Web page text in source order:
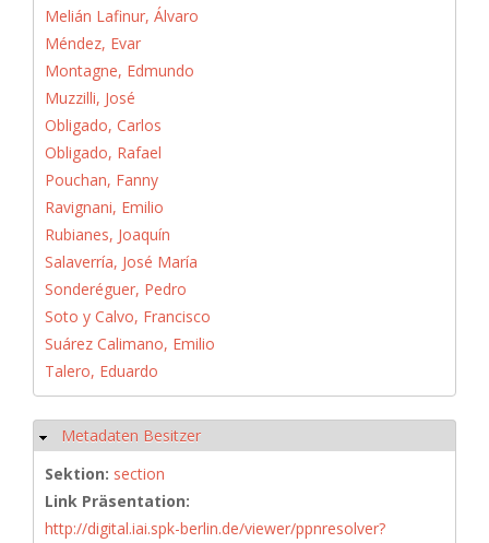
Melián Lafinur, Álvaro
Méndez, Evar
Montagne, Edmundo
Muzzilli, José
Obligado, Carlos
Obligado, Rafael
Pouchan, Fanny
Ravignani, Emilio
Rubianes, Joaquín
Salaverría, José María
Sonderéguer, Pedro
Soto y Calvo, Francisco
Suárez Calimano, Emilio
Talero, Eduardo
Ausblenden
Metadaten Besitzer
Sektion: section
Link Präsentation:
http://digital.iai.spk-berlin.de/viewer/ppnresolver?